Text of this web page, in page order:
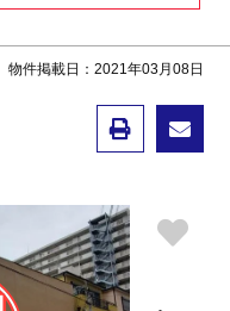
物件掲載日：2021年03月08日